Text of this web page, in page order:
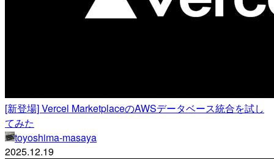
[新登場] Vercel MarketplaceのAWSデータベース統合を試し
てみた
toyoshima-masaya
2025.12.19